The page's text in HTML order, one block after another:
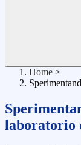
Home >
laboratorio